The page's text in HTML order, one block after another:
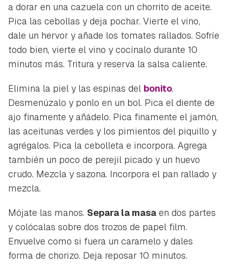
a dorar en una cazuela con un chorrito de aceite.
Pica las cebollas y deja pochar. Vierte el vino,
dale un hervor y añade los tomates rallados. Sofríe
todo bien, vierte el vino y cocínalo durante 10
minutos más. Tritura y reserva la salsa caliente.
Elimina la piel y las espinas del bonito.
Desmenúzalo y ponlo en un bol. Pica el diente de
ajo finamente y añádelo. Pica finamente el jamón,
las aceitunas verdes y los pimientos del piquillo y
agrégalos. Pica la cebolleta e incorpora. Agrega
también un poco de perejil picado y un huevo
crudo. Mezcla y sazona. Incorpora el pan rallado y
mezcla.
Mójate las manos. Separa la masa en dos partes
y colócalas sobre dos trozos de papel film.
Envuelve como si fuera un caramelo y dales
forma de chorizo. Deja reposar 10 minutos.